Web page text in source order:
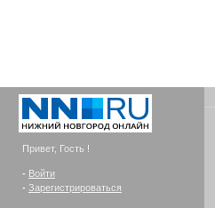
Привет, Гость !
- Войти
- Зарегистрироваться